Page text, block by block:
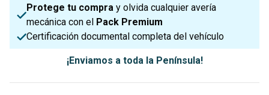
Protege tu compra y olvida cualquier avería
mecánica con el Pack Premium
Certificación documental completa del vehículo
¡Enviamos a toda la Península!